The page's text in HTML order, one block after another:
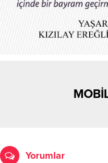
Yorumlar